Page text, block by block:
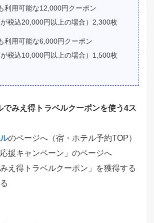
利用可能な12,000円クーポン
が税込20,000円以上の場合）2,300枚
利用可能な6,000円クーポン
が税込10,000円以上の場合）1,500枚
でみえ得トラベルクーポンを使う4ス
のページへ（宿・ホテル予約TOP）
援キャンペーン」のページへ
え得トラベルクーポン」を獲得する